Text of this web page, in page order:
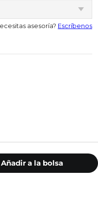
asesoría? Escríbenos